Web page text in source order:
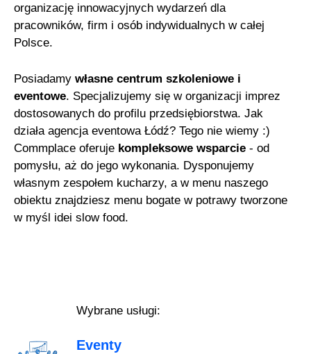
organizację innowacyjnych wydarzeń dla
pracowników, firm i osób indywidualnych w całej
Polsce.
Posiadamywłasne centrum szkoleniowe i
eventowe. Specjalizujemy się w organizacji imprez
dostosowanych do profilu przedsiębiorstwa. Jak
działa agencja eventowa Łódź? Tego nie wiemy :)
Commplace oferuje kompleksowe wsparcie - od
pomysłu, aż do jego wykonania. Dysponujemy
własnym zespołem kucharzy, a w menu naszego
obiektu znajdziesz menu bogate w potrawy tworzone
w myśl idei slow food.
Wybrane usługi:
Eventy